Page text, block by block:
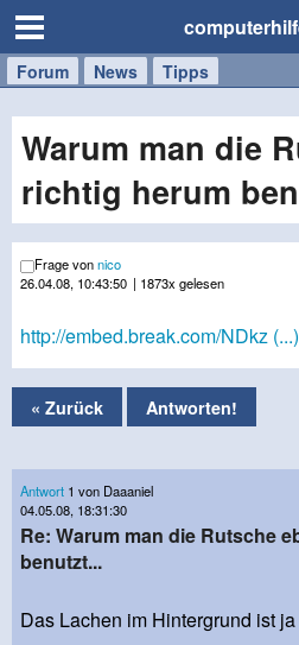
Forum News Tipps
Handy
Tablet
Windows
Mac
Warum man die
richtig herum
Frage vonnico
26.04.08, 10:43:50 | 1873x gelesen
http://embed.break.com/NDkz (...)
« Zurück Antworten!
Antwort 1 von Daaaniel
04.05.08, 18:31:30
Re: Warum man die Rutsche
benutzt...
Das Lachen im Hintergrund ist